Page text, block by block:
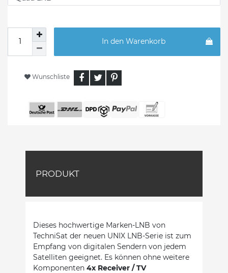
In den Warenkorb
Wunschliste
PRODUKT
Dieses hochwertige Marken-LNB von
TechniSat der neuen UNIX LNB-Serie ist zum
Empfang von digitalen Sendern von jedem
Satelliten geeignet. Es können ohne weitere
Komponenten 4x Receiver / TV